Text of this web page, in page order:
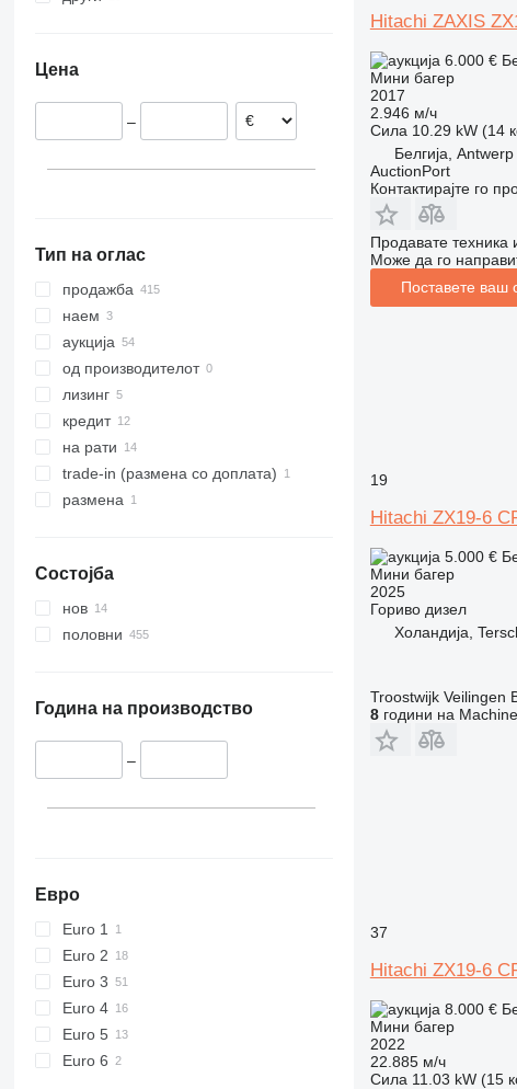
ZX70
ZX75
8050
8080
8085
JS
JZ
Белгија
Шпанија
Камерун
Цена
–
Тип на оглас
продажба
наем
аукција
од производителот
лизинг
кредит
на рати
trade-in (размена со доплата)
размена
Состојба
нов
половни
Година на производство
–
Евро
Euro 1
Euro 2
Euro 3
Euro 4
Euro 5
Euro 6
Hitachi ZAXIS
6.000 €
Мини багер
2017
2.946 м/ч
Сила 10.29 kW (14
Белгија, Antwerp
AuctionPort
Контактирајте го
Продавате техника
Може да го
Поставете ваш
19
Hitachi ZX19-6
5.000 €
Мини багер
2025
Гориво дизел
Холандија,
Troostwijk Veilingen
8години на
37
Hitachi ZX19-6
8.000 €
Мини багер
2022
22.885 м/ч
Сила 11.03 kW (15